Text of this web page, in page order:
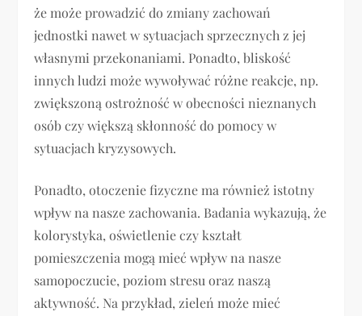
że może prowadzić do zmiany zachowań
jednostki nawet w sytuacjach sprzecznych z jej
własnymi przekonaniami. Ponadto, bliskość
innych ludzi może wywoływać różne reakcje, np.
zwiększoną ostrożność w obecności nieznanych
osób czy większą skłonność do pomocy w
sytuacjach kryzysowych.
Ponadto, otoczenie fizyczne ma również istotny
wpływ na nasze zachowania. Badania wykazują, że
kolorystyka, oświetlenie czy kształt
pomieszczenia mogą mieć wpływ na nasze
samopoczucie, poziom stresu oraz naszą
aktywność. Na przykład, zieleń może mieć